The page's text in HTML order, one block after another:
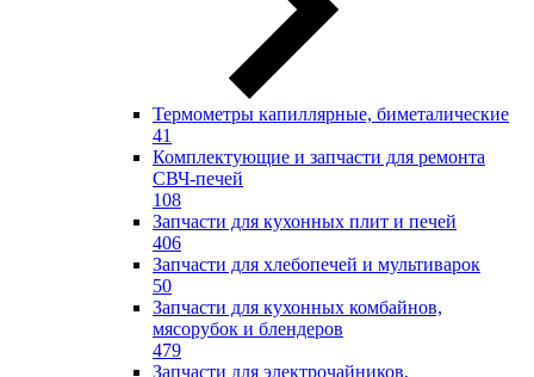
Термометры капиллярные, биметалические
41
Комплектующие и запчасти для ремонта
СВЧ-печей
108
Запчасти для кухонных плит и печей
406
Запчасти для хлебопечей и мультиварок
50
Запчасти для кухонных комбайнов,
мясорубок и блендеров
479
Запчасти для электрочайников,